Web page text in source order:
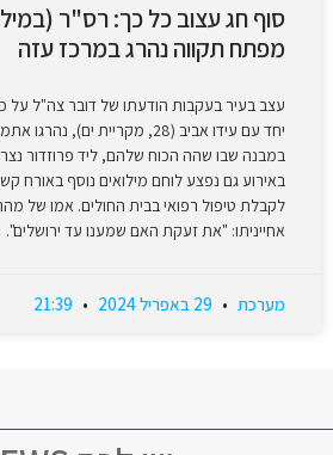
סוף חג עצוב כל כך: רס"ר
מפתח תקווה נהרג במרכז עזה
במבנה שבו שהה הכוח שלהם, ליד פרוזדור
באירוע גם נפצע לוחם מילואים נוסף באורח
לקבלת טיפול רפואי בבית החולים. אמו של
אחייניתו: "את זעקת האם שמענו עד ירושלים".
מערכת